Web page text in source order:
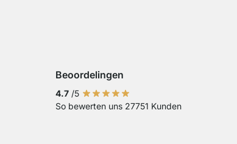
Betaling met Klarna Sofort
Beoordelingen
4.7 /5
So bewerten uns 27751 Kunden